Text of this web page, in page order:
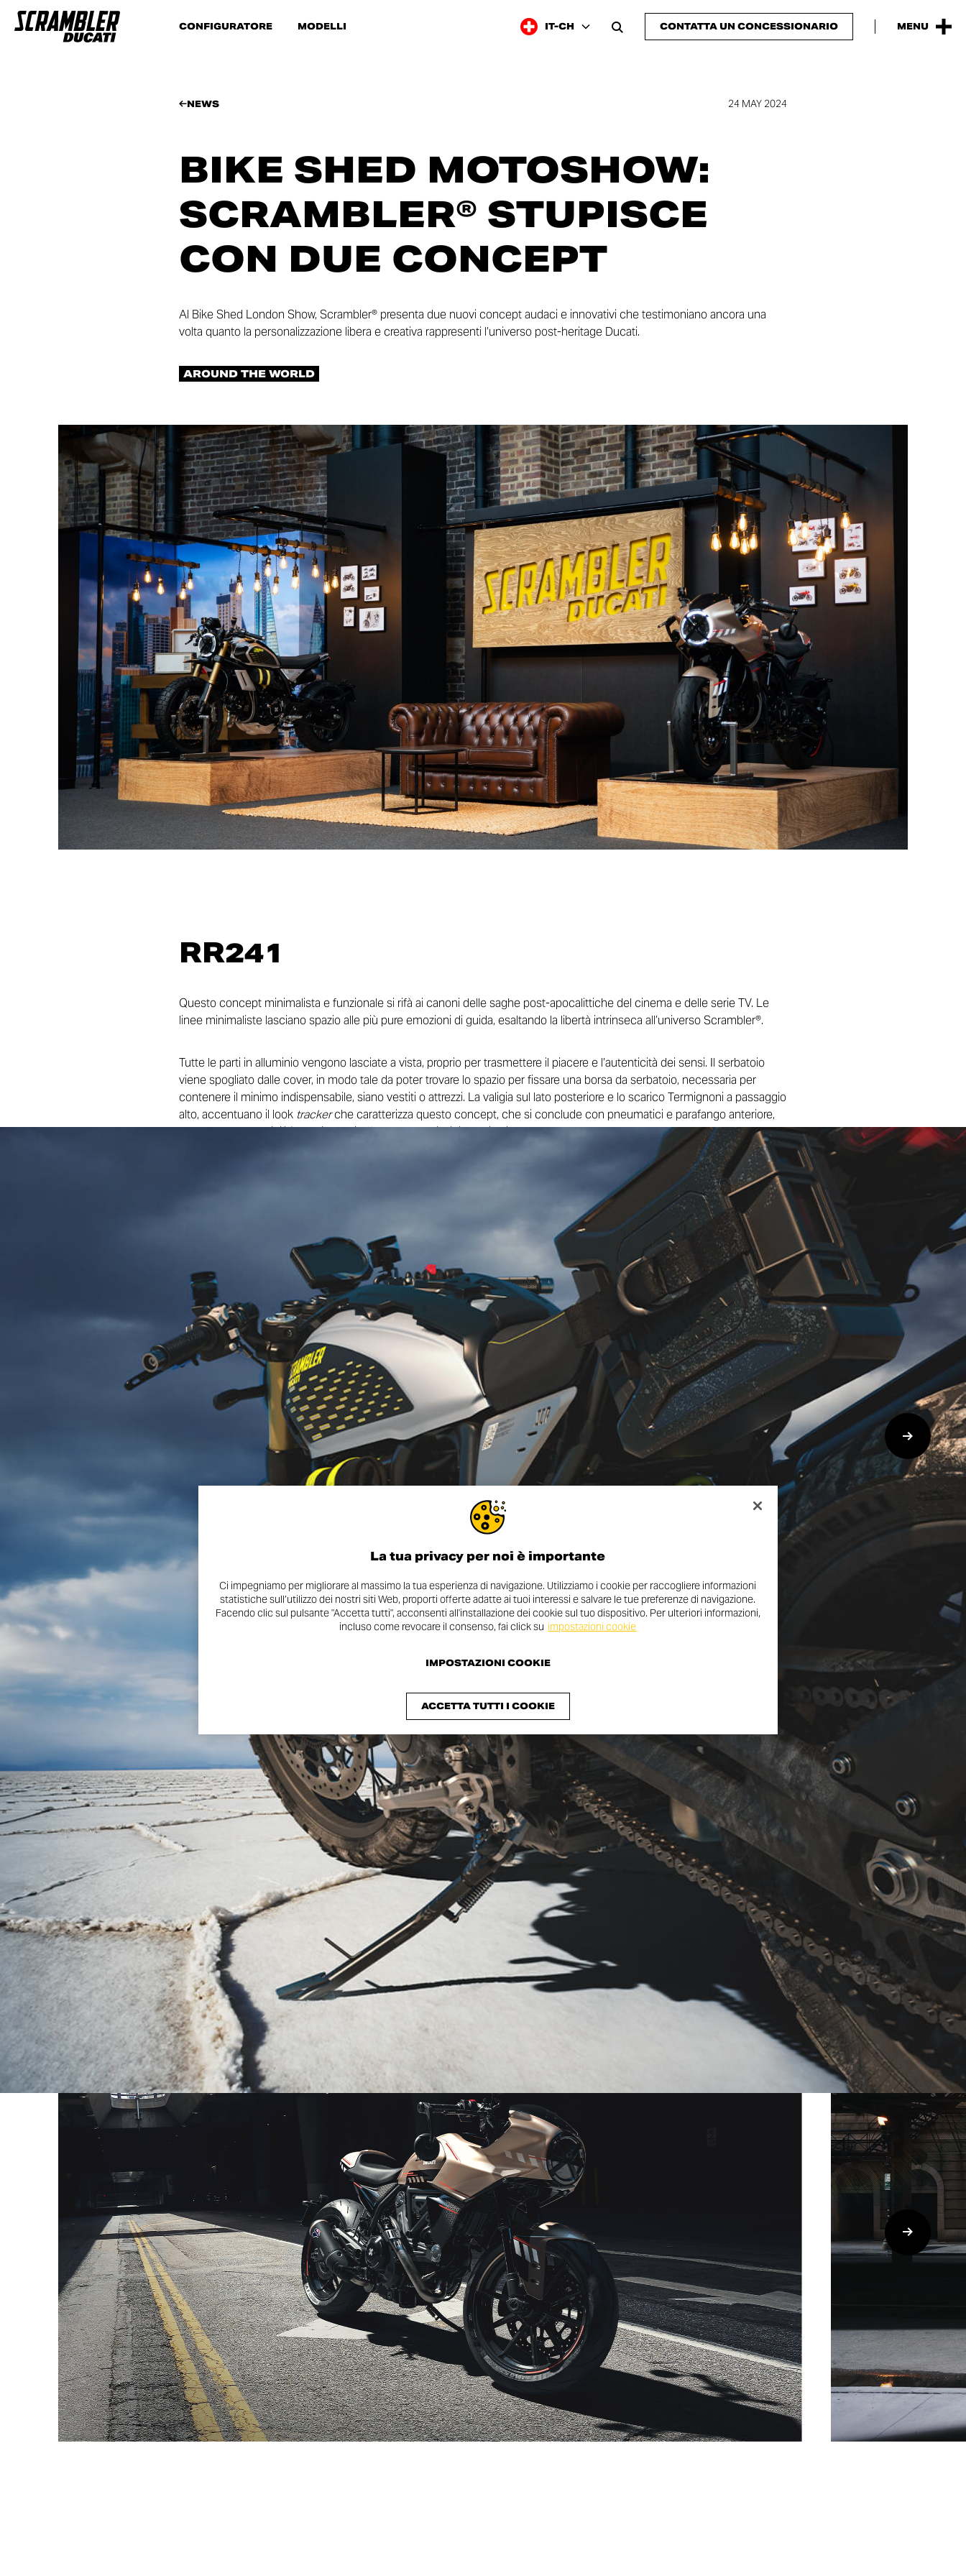
CONFIGURATORE MODELLI IT-CH CONTATTA UN CONCESSIONARIO MENU
NEWS 24 MAY 2024
BIKE SHED MOTOSHOW:
SCRAMBLER® STUPISCE
CON DUE CONCEPT
Al Bike Shed London Show, Scrambler® presenta due nuovi concept audaci e innovativi che testimoniano ancora una
volta quanto la personalizzazione libera e creativa rappresenti l’universo post-heritage Ducati.
AROUND THE WORLD
RR241
Questo concept minimalista e funzionale si rifà ai canoni delle saghe post-apocalittiche del cinema e delle serie TV. Le
linee minimaliste lasciano spazio alle più pure emozioni di guida, esaltando la libertà intrinseca all’universo Scrambler®.
Tutte le parti in alluminio vengono lasciate a vista, proprio per trasmettere il piacere e l’autenticità dei sensi. Il serbatoio
viene spogliato dalle cover, in modo tale da poter trovare lo spazio per fissare una borsa da serbatoio, necessaria per
contenere il minimo indispensabile, siano vestiti o attrezzi. La valigia sul lato posteriore e lo scarico Termignoni a passaggio
alto, accentuano il look trackerche caratterizza questo concept, che si conclude con pneumatici e parafango anteriore,
che danno la possibilità al veicolo di affrontare qualsiasi tipologia di terreno.
CR241
Il concept CR241 rappresenta la naturale evoluzione dell’omonimo Scrambler® 2017. Riportandoci con la mente ai tempi
passati, la sua linea rievoca le moto che hanno fatto la storia del locali britannici negli anni 60.
Questo modello mostra tutta la versatilità della base meccanica di Scrambler®, che in questa interpretazione si
personalizza in nuove forme. La carenatura stretta e avvolgente montata sul serbatoio è un richiamo alle icone Ducati che
hanno fatto la storia del brand come la Pantah e la 750 SS, con una rivisitazione contemporanea. La sella si trasforma in
monoposto grazie alla cover e la colorazione va a completare a 360° il concept andando a smuovere gli animi dei più
nostalgici e appassionati all’iconografia deiRockeringlesi degli anni 60.
La tua privacy per noi è importante
Ci impegniamo per migliorare al massimo la tua esperienza di navigazione. Utilizziamo i cookie per raccogliere informazioni
statistiche sull’utilizzo dei nostri siti Web, proporti offerte adatte ai tuoi interessi e salvare le tue preferenze di navigazione.
Facendo clic sul pulsante "Accetta tutti", acconsenti all'installazione dei cookie sul tuo dispositivo. Per ulteriori informazioni,
incluso come revocare il consenso, fai click su impostazioni cookie
ACCETTA TUTTI I COOKIE
IMPOSTAZIONI COOKIE